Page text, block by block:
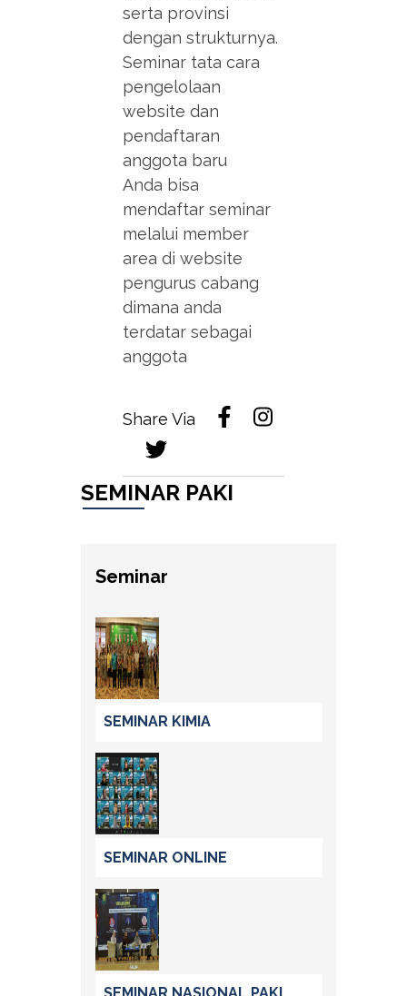
serta provinsi
dengan strukturnya.
Seminar tata cara
pengelolaan
website dan
pendaftaran
anggota baru
Anda bisa
mendaftar seminar
melalui member
area di website
pengurus cabang
dimana anda
terdatar sebagai
anggota
Share Via
SEMINAR PAKI
Seminar
SEMINAR KIMIA
SEMINAR ONLINE